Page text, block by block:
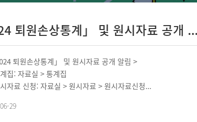
원손상통계」 및 원시자료 공개 ...
손상통계」 및 원시자료 공개 알림 >
실 > 통계집
청: 자료실 > 원시자료 > 원시자료신청...